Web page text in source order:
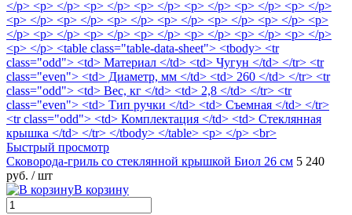
Быстрый просмотр
Сковорода-гриль со стеклянной крышкой Биол 26 см 5 240
руб. / шт
В корзину